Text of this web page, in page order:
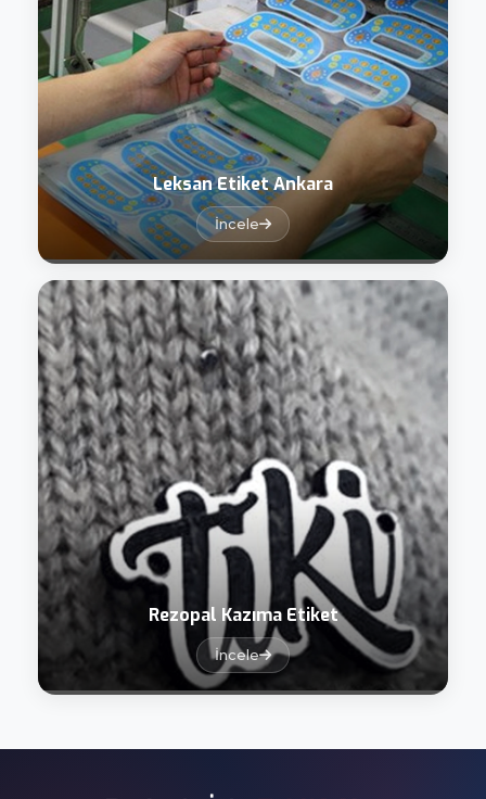
Leksan Etiket Ankara
İncele
Rezopal Kazıma Etiket
İncele